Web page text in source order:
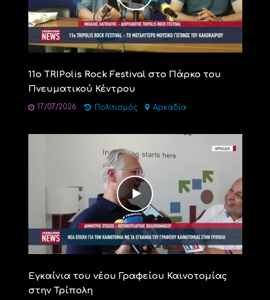
11ο TRIPolis Rock Festival στο Πάρκο του
Πνευματικού Κέντρου
17/07/2026 Πολιτισμός Αρκαδία
Εγκαίνια του νέου Γραφείου Καινοτομίας
στην Τρίπολη